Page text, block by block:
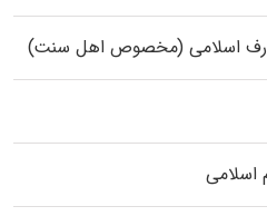
اسلامی (مخصوص اهل سنت)
اسلامی